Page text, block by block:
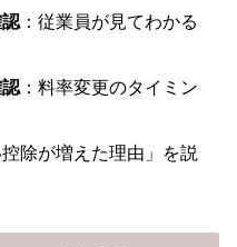
：従業員が見てわかる
：料率変更のタイミン
控除が増えた理由」を説